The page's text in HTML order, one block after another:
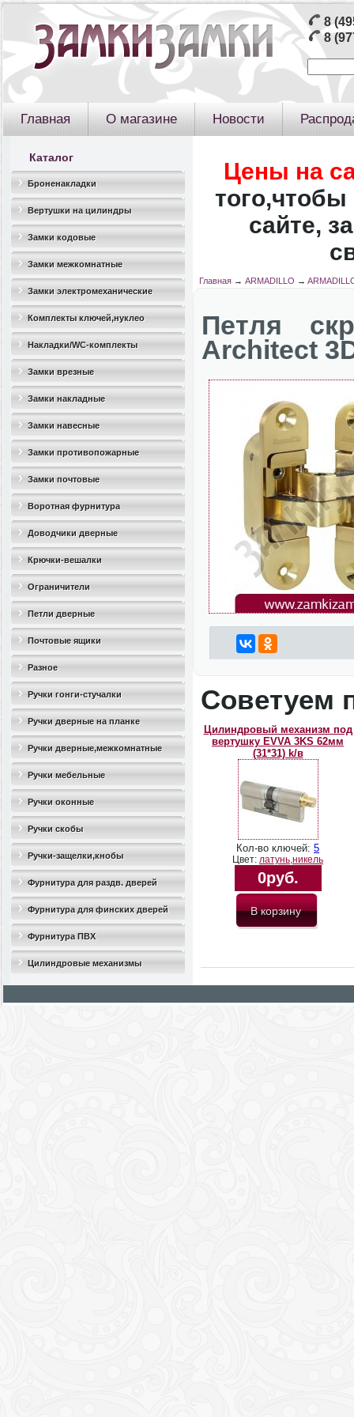
8
8
Главная О магазине Новости
Каталог
Броненакладки
Вертушки на цилиндры
Замки кодовые
Замки межкомнатные
Замки электромеханические
Комплекты ключей,нуклео
Накладки/WC-комплекты
Замки врезные
Замки накладные
Замки навесные
Замки противопожарные
Замки почтовые
Воротная фурнитура
Доводчики дверные
Крючки-вешалки
Ограничители
дверные(стопоры)
Петли дверные
Почтовые ящики
Разное
Ручки гонги-стучалки
Ручки дверные на планке
Ручки дверные,межкомнатные
Ручки мебельные
Ручки оконные
Ручки скобы
Ручки-защелки,кнобы
Фурнитура для раздв. дверей
Фурнитура для финских дверей
Фурнитура ПВХ
Цилиндровые механизмы
Цены на
того,чтобы
сайте,
Главная→ ARMADILLO →
Петля
Architect
Советуем
Цилиндровый механизм под
вертушку EVVA 3KS 62мм
(31*31) k/в
Кол-во ключей: 5
Цвет: латунь,никель
0руб.